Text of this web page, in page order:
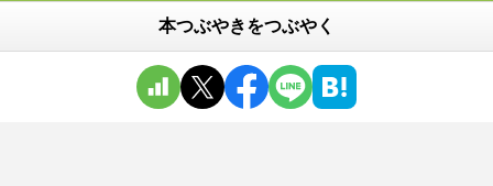
本つぶやきをつぶやく